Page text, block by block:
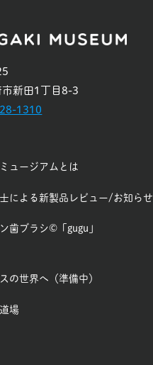
市新田1丁目8-3
1310
ュージアムとは
による新製品レビュー/お知らせ
歯ブラシ©「gugu」
の世界へ（準備中）
場